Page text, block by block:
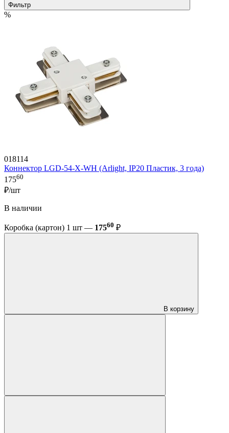
Фильтр
%
018114
Коннектор LGD-54-X-WH (Arlight, IP20 Пластик, 3 года)
17560
₽/шт
В наличии
Коробка (картон) 1 шт — 17560 ₽
В корзину